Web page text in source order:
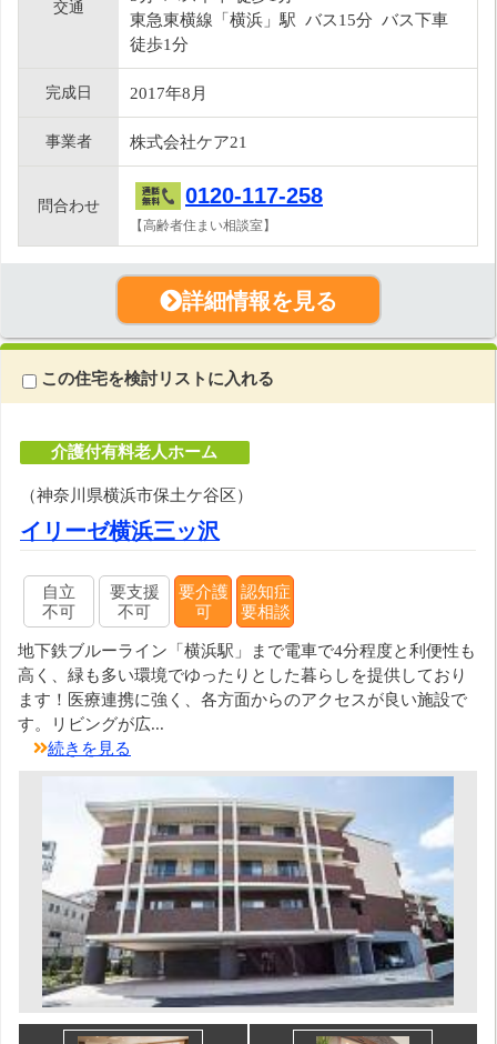
交通
東急東横線「横浜」駅 バス15分 バス下車
徒歩1分
完成日 2017年8月
事業者 株式会社ケア21
問合わせ 0120-117-258
【高齢者住まい相談室】
詳細情報を見る
この住宅を検討リストに入れる
介護付有料老人ホーム
（神奈川県横浜市保土ケ谷区）
イリーゼ横浜三ッ沢
自立
不可
要支援
不可
要介護
可
認知症
要相談
地下鉄ブルーライン「横浜駅」まで電車で4分程度と利便性も
高く、緑も多い環境でゆったりとした暮らしを提供しており
ます！医療連携に強く、各方面からのアクセスが良い施設で
す。リビングが広...
続きを見る